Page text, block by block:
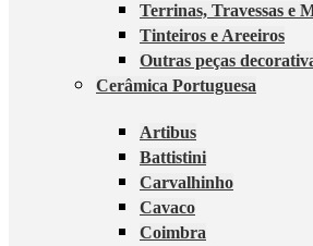
Terrinas, Travessas e
Tinteiros e Areeiros
Outras peças
Cerâmica Portuguesa
Artibus
Battistini
Carvalhinho
Cavaco
Coimbra